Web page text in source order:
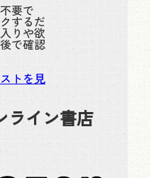
要で
するだ
りや欲
で確認
トを見
ライン書店